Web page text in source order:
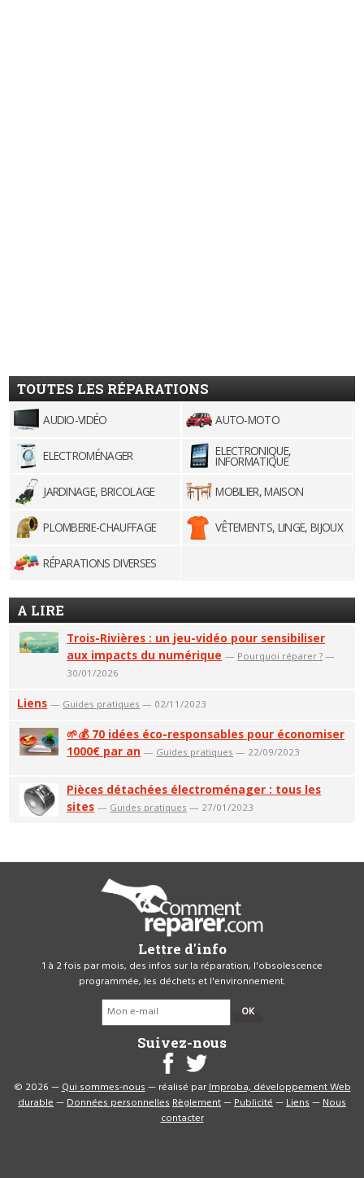
TOUTES LES RÉPARATIONS
AUDIO-VIDÉO AUTO-MOTO
ELECTROMÉNAGER ELECTRONIQUE,
INFORMATIQUE
JARDINAGE, BRICOLAGE
MOBILIER, MAISON
PLOMBERIE-CHAUFFAGE VÊTEMENTS, LINGE, BIJOUX
RÉPARATIONS DIVERSES
A LIRE
Trois-Rivières : un jeu-vidéo pour sensibiliser
aux impacts du numérique — Pourquoi réparer ? —
30/01/2026
Liens — Guides pratiques — 02/11/2023
🌱💰 70 idées éco-responsables pour économiser
1000€ par an — Guides pratiques — 22/09/2023
Pièces détachées électroménager : tous les
sites — Guides pratiques — 27/01/2023
Lettre d'info
1 à 2 fois par mois, des infos sur la réparation, l'obsolescence
programmée, les déchets et l'environnement.
OK
Suivez-nous
© 2026 —Qui sommes-nous— réalisé parImproba, développement Web
durable—Données personnellesRèglement—Publicité—Liens—Nous
contacter